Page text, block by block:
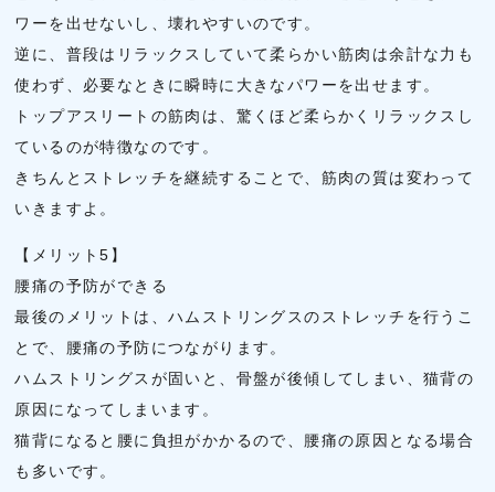
ワーを出せないし、壊れやすいのです。
逆に、普段はリラックスしていて柔らかい筋肉は余計な力も
使わず、必要なときに瞬時に大きなパワーを出せます。
トップアスリートの筋肉は、驚くほど柔らかくリラックスし
ているのが特徴なのです。
きちんとストレッチを継続することで、筋肉の質は変わって
いきますよ。
【メリット5】
腰痛の予防ができる
最後のメリットは、ハムストリングスのストレッチを行うこ
とで、腰痛の予防につながります。
ハムストリングスが固いと、骨盤が後傾してしまい、猫背の
原因になってしまいます。
猫背になると腰に負担がかかるので、腰痛の原因となる場合
も多いです。